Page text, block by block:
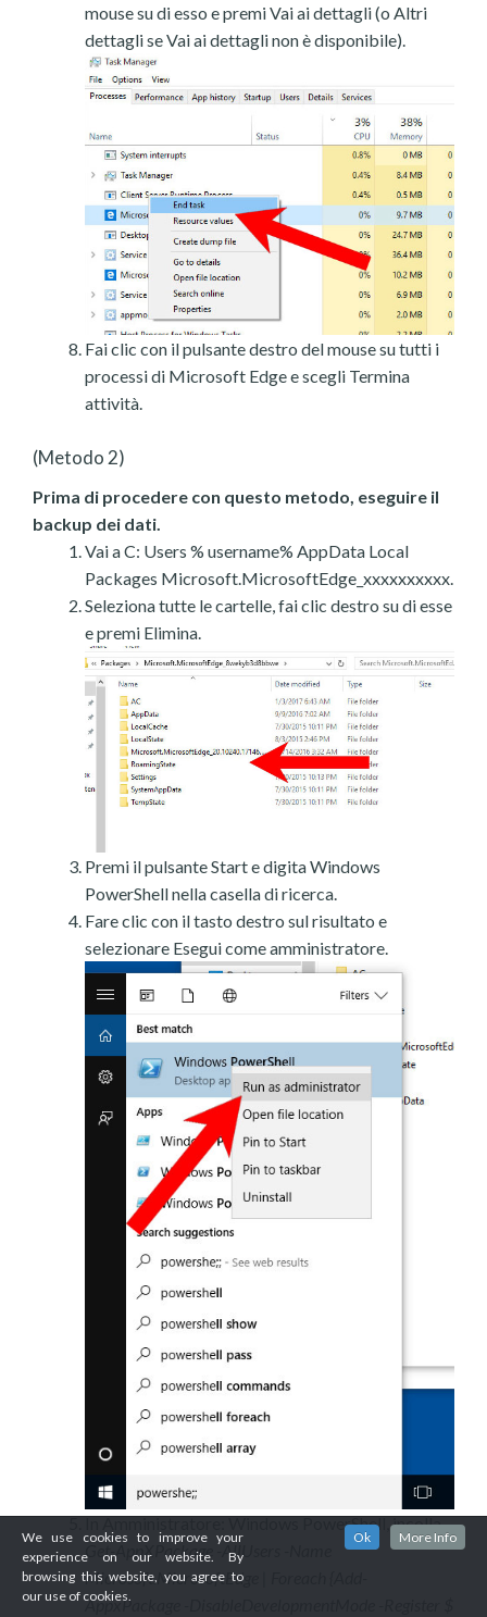
mouse su di esso e premi Vai ai dettagli (o Altri
dettagli se Vai ai dettagli non è disponibile).
Fai clic con il pulsante destro del mouse su tutti i
processi di Microsoft Edge e scegli Termina
attività.
(Metodo 2)
Prima di procedere con questo metodo, eseguire il
backup dei dati.
Vai a C: Users % username% AppData Local
Packages Microsoft.MicrosoftEdge_xxxxxxxxxx.
Seleziona tutte le cartelle, fai clic destro su di esse
e premi Elimina.
Premi il pulsante Start e digita Windows
PowerShell nella casella di ricerca.
Fare clic con il tasto destro sul risultato e
selezionare Esegui come amministratore.
In Amministratore: Windows PowerShell, incolla
Get-AppXPackage -AllUsers -Name
Microsoft.MicrosoftEdge | Foreach {Add-
AppxPackage -DisableDevelopmentMode -Register $
We use cookies to improve your
experience on our website. By
browsing this website, you agree to
our use of cookies.
Ok More Info